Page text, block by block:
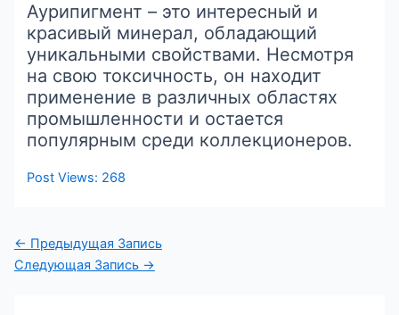
Аурипигмент – это интересный и
красивый минерал, обладающий
уникальными свойствами. Несмотря
на свою токсичность, он находит
применение в различных областях
промышленности и остается
популярным среди коллекционеров.
Post Views: 268
Навигация
по
← Предыдущая Запись
Следующая Запись →